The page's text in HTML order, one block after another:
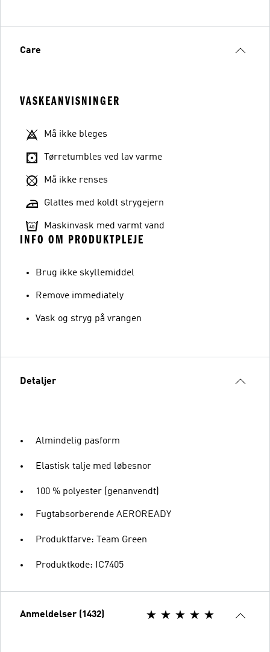
Care
VASKEANVISNINGER
Må ikke bleges
Tørretumbles ved lav varme
Må ikke renses
Glattes med koldt strygejern
Maskinvask med varmt vand
INFO OM PRODUKTPLEJE
Brug ikke skyllemiddel
Remove immediately
Vask og stryg på vrangen
Detaljer
Almindelig pasform
Elastisk talje med løbesnor
100 % polyester (genanvendt)
Fugtabsorberende AEROREADY
Produktfarve: Team Green
Produktkode: IC7405
Anmeldelser (1432)